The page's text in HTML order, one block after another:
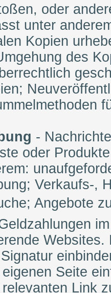
oder
unter
Kopien
des
-
oder
Verkaufs-,
Angebote
Seite
Link